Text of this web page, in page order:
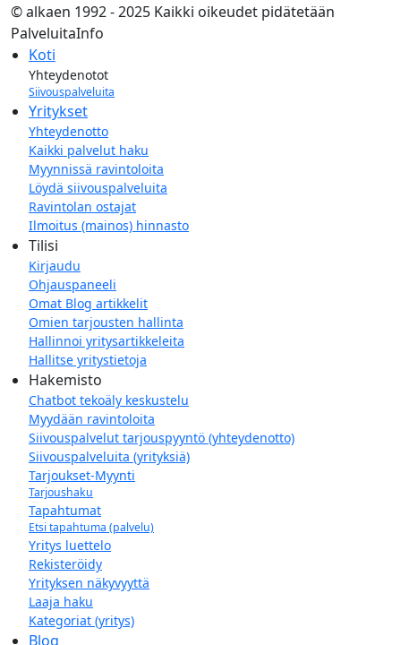
© alkaen 1992 - 2025 Kaikki oikeudet pidätetään
PalveluitaInfo
Koti
Yhteydenotot
Siivouspalveluita
Yritykset
Yhteydenotto
Kaikki palvelut haku
Myynnissä ravintoloita
Löydä siivouspalveluita
Ravintolan ostajat
Ilmoitus (mainos) hinnasto
Tilisi
Kirjaudu
Ohjauspaneeli
Omat Blog artikkelit
Omien tarjousten hallinta
Hallinnoi yritysartikkeleita
Hallitse yritystietoja
Hakemisto
Chatbot tekoäly keskustelu
Myydään ravintoloita
Siivouspalvelut tarjouspyyntö (yhteydenotto)
Siivouspalveluita (yrityksiä)
Tarjoukset-Myynti
Tarjoushaku
Tapahtumat
Etsi tapahtuma (palvelu)
Yritys luettelo
Rekisteröidy
Yrityksen näkyvyyttä
Laaja haku
Kategoriat (yritys)
Blog